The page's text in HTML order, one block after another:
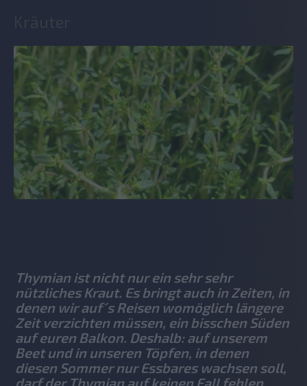
Thymian ist nicht nur ein sehr sehr
nützliches Kraut. Es bringt auch in Zeiten, in
denen wir auf´s Reisen womöglich längere
Zeit verzichten müssen, ein bisschen Süden
auf euren Balkon. Deshalb: auf unserem
Beet und in unseren Töpfen, in denen
diesen Sommer nur Essbares wachsen soll,
darf der Thymian auf keinen Fall fehlen.